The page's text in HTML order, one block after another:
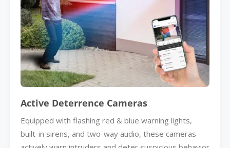
Active Deterrence Cameras
Equipped with flashing red & blue warning lights,
built-in sirens, and two-way audio, these cameras